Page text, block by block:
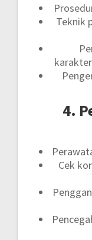
Teknik
4.
Cek